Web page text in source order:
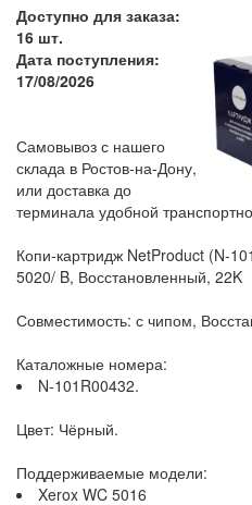
Доступно для заказа:
16 шт.
Дата поступления:
17/08/2026
Самовывоз с нашего
склада в Ростов-на-Дону,
или доставка до
терминала удобной
Копи-картридж NetProduct (N-
5020/ B, Восстановленный, 22K
Совместимость: с чипом,
Каталожные номера:
N-101R00432.
Цвет: Чёрный.
Поддерживаемые модели:
Xerox WC 5016